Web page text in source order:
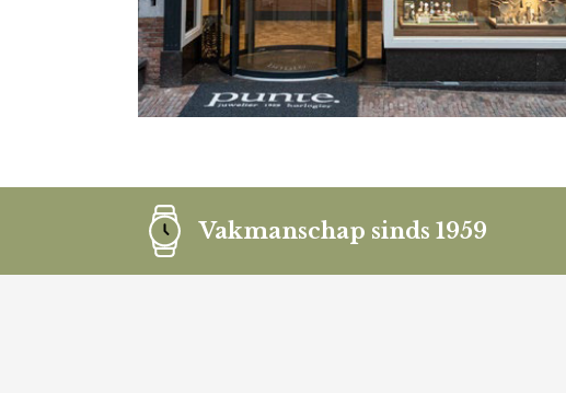
Vakmanschap sinds 1959